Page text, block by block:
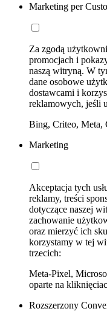
Marketing per
Za zgodą
promocjach i
naszą witryną. W
dane osobowe
dostawcami i
reklamowych, jeśli
Bing, Criteo, Meta,
Marketing
Akceptacja tych
reklamy, treści
dotyczące naszej
zachowanie
oraz mierzyć ich
korzystamy w tej
trzecich:
Meta-Pixel,
oparte na
Rozszerzony